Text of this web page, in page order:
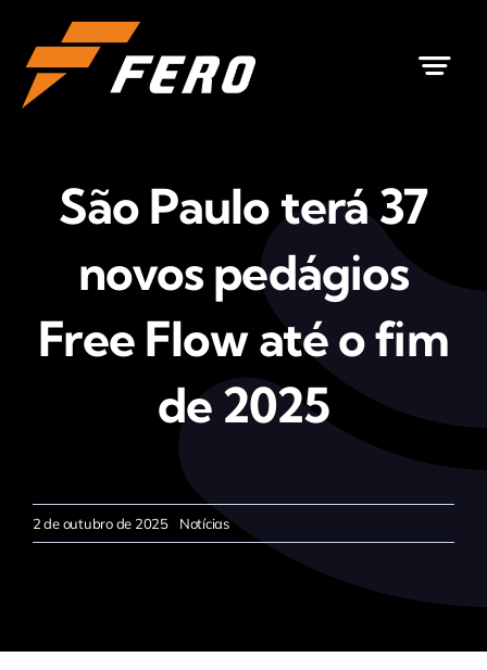
para
conteúdo
São Paulo terá 37
novos pedágios
Free Flow até o fim
de 2025
2 de outubro de 2025 Notícias